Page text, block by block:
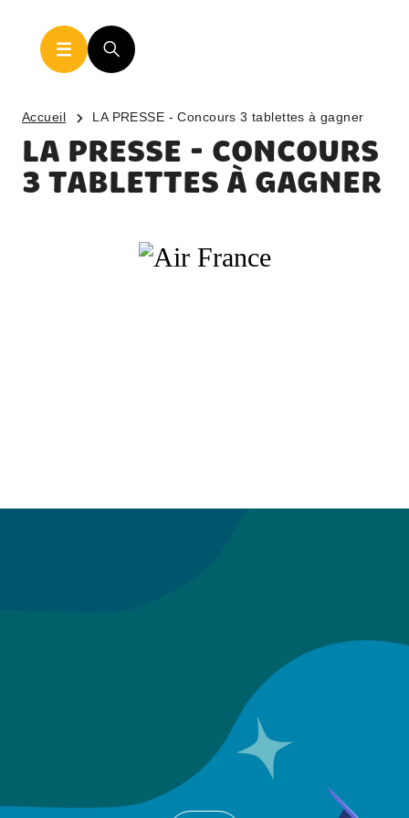
Accueil LA PRESSE - Concours 3 tablettes à gagner
LA PRESSE - CONCOURS
3 TABLETTES À GAGNER